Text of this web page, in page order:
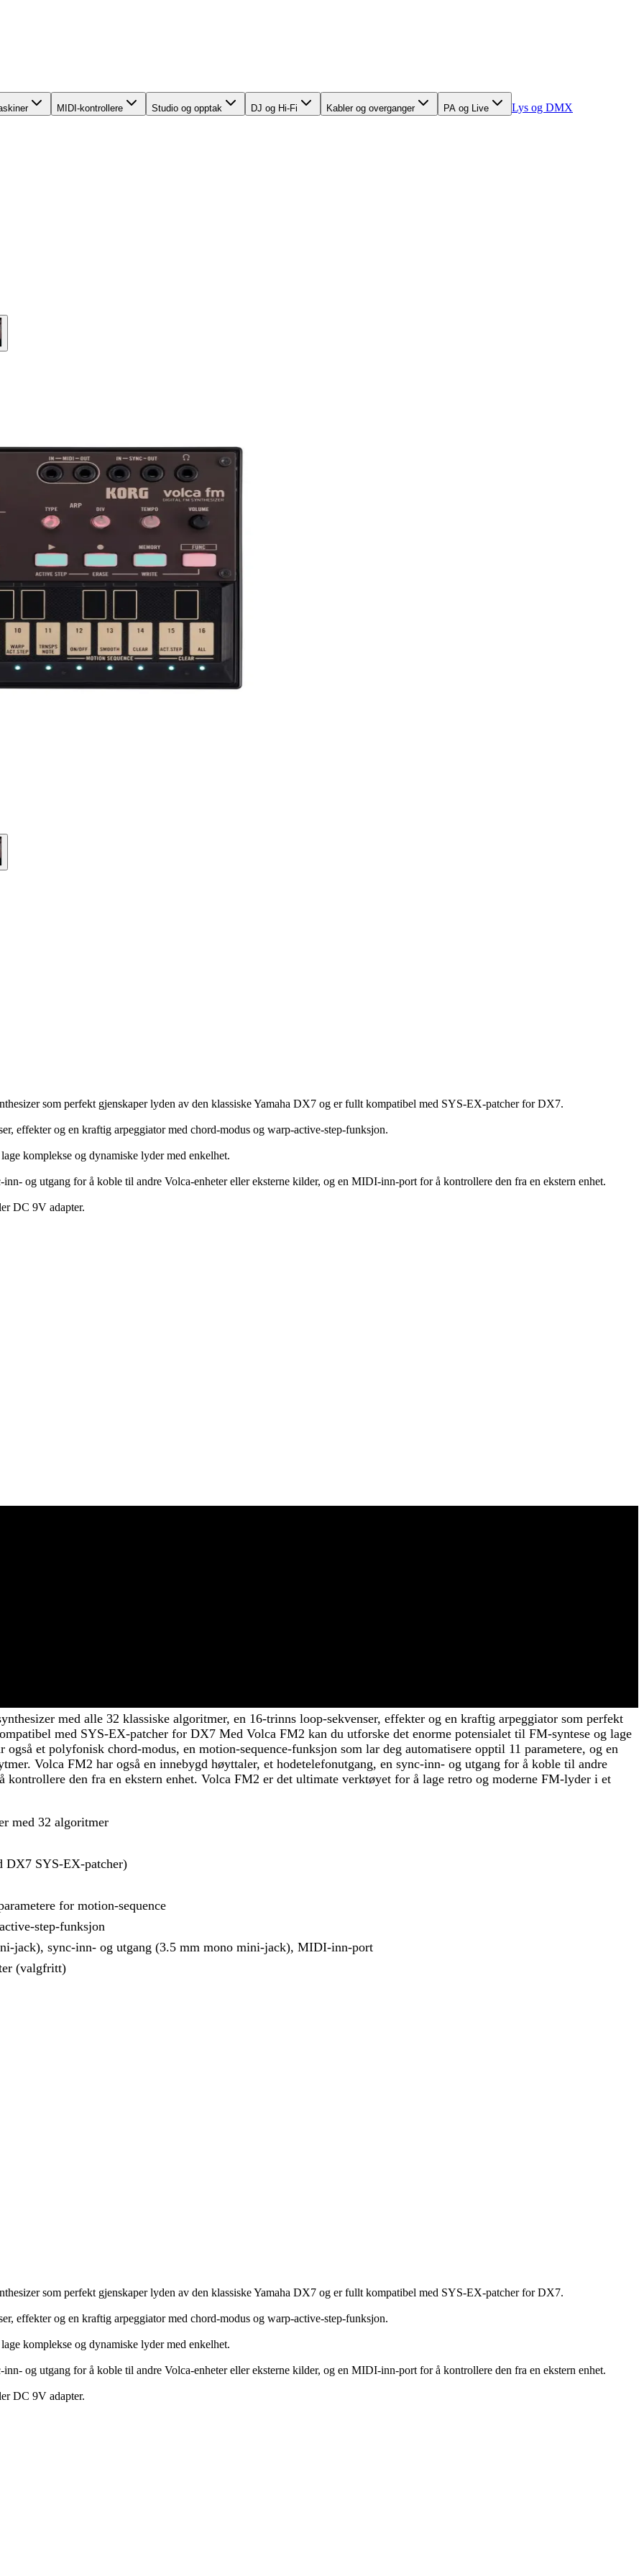
MIDI-kontrollere Studio og opptak DJ og Hi-Fi Kabler og overganger PA og Live Lys og DMX
som perfekt gjenskaper lyden av den klassiske Yamaha DX7 og er fullt kompatibel med SYS-EX-patcher for DX7.
effekter og en kraftig arpeggiator med chord-modus og warp-active-step-funksjon.
komplekse og dynamiske lyder med enkelhet.
og utgang for å koble til andre Volca-enheter eller eksterne kilder, og en MIDI-inn-port for å kontrollere den fra en ekstern enhet.
DC 9V adapter.
med alle 32 klassiske algoritmer, en 16-trinns loop-sekvenser, effekter og en kraftig arpeggiator som perfekt
med SYS-EX-patcher for DX7 Med Volca FM2 kan du utforske det enorme potensialet til FM-syntese og lage
et polyfonisk chord-modus, en motion-sequence-funksjon som lar deg automatisere opptil 11 parametere, og en
Volca FM2 har også en innebygd høyttaler, et hodetelefonutgang, en sync-inn- og utgang for å koble til andre
den fra en ekstern enhet. Volca FM2 er det ultimate verktøyet for å lage retro og moderne FM-lyder i et
med 32 algoritmer
DX7 SYS-EX-patcher)
for motion-sequence
step-funksjon
jack), sync-inn- og utgang (3.5 mm mono mini-jack), MIDI-inn-port
(valgfritt)
som perfekt gjenskaper lyden av den klassiske Yamaha DX7 og er fullt kompatibel med SYS-EX-patcher for DX7.
effekter og en kraftig arpeggiator med chord-modus og warp-active-step-funksjon.
komplekse og dynamiske lyder med enkelhet.
og utgang for å koble til andre Volca-enheter eller eksterne kilder, og en MIDI-inn-port for å kontrollere den fra en ekstern enhet.
DC 9V adapter.